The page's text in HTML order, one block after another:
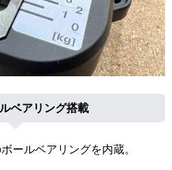
ベアリング搭載
ールベアリングを内蔵。